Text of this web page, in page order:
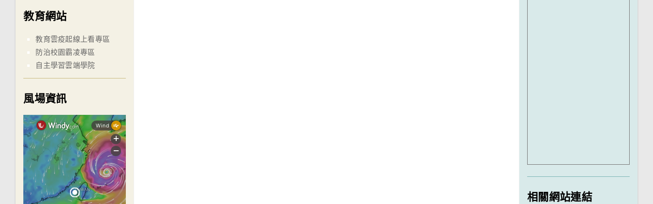
教育網站
教育雲疫起線上看專區
防治校園霸凌專區
自主學習雲端學院
風場資訊
相關網站連結